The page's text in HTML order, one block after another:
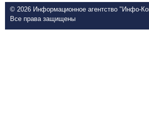
© 2026 Информационное агентство "Инфо-
Все права защищены